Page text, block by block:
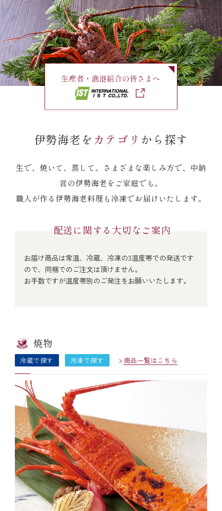
(中納言/鉄板焼ひかり)
（中納言厨房）
全ての商品を見る
鉄板焼ひかり
中納言
伊勢海老料理（中納言厨房）
お弁当（冷凍）
その他
価格で探す
～￥2,999
￥3,000～￥4,999
￥5,000～￥9,999
￥20,000～
その他
全商品一覧
冷凍商品一覧
冷蔵商品一覧
伊勢海老を カテゴリ から探す
生で、焼いて、蒸して。さまざまな楽しみ方で、中納
言の伊勢海老をご家庭でも。
職人が作る伊勢海老料理も冷凍でお届けいたします。
配送に関する大切なご案内
お届け商品は常温、冷蔵、冷凍の3温度帯での発送です
ので、同梱でのご注文は頂けません。
お手数ですが温度帯別のご発注をお願いいたします。
焼物
冷蔵で探す 冷凍で探す 商品一覧はこちら